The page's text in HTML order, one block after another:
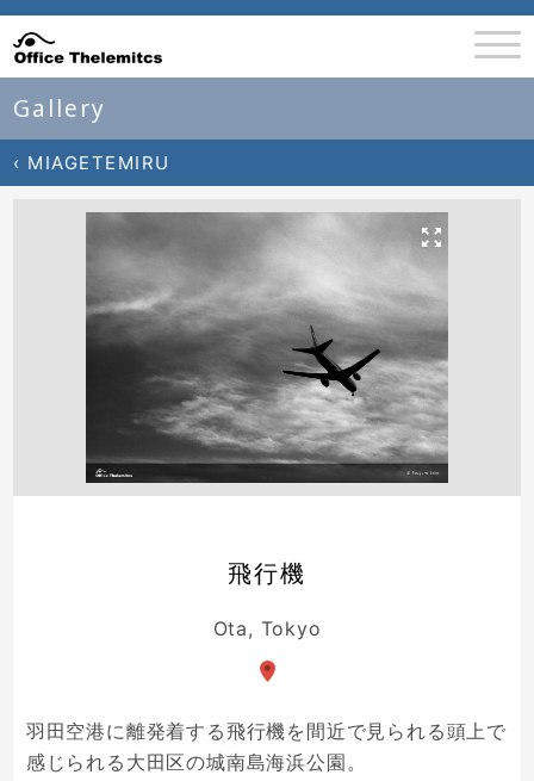
Gallery
‹ MIAGETEMIRU
飛行機
Ota, Tokyo
羽田空港に離発着する飛行機を間近で見られる頭上で
感じられる大田区の城南島海浜公園。